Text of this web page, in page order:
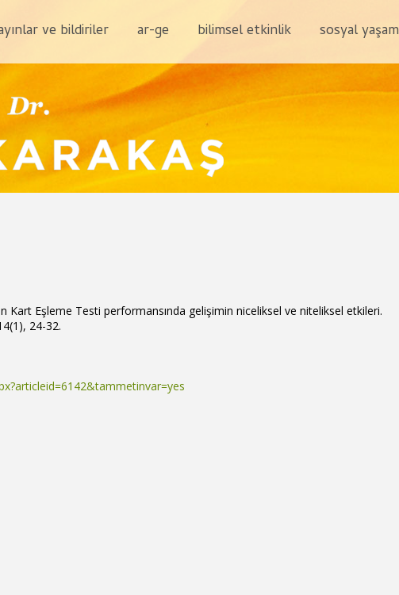
ve bildiriler ar-ge bilimsel etkinlik sosyal yaşam
Kart Eşleme Testi performansında gelişimin niceliksel ve niteliksel etkileri.
24-32.